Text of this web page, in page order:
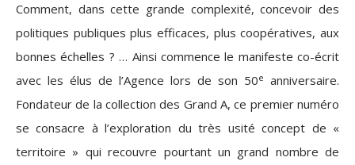
Comment, dans cette grande complexité, concevoir des
politiques publiques plus efficaces, plus coopératives, aux
bonnes échelles ? … Ainsi commence le manifeste co-écrit
avec les élus de l’Agence lors de son 50e anniversaire.
Fondateur de la collection des Grand A, ce premier numéro
se consacre à l’exploration du très usité concept de «
territoire » qui recouvre pourtant un grand nombre de